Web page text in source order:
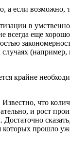
а если возможно,
в
еще
(например,
крайне
что
и рост
прошло